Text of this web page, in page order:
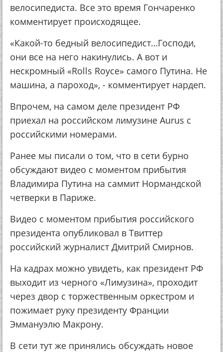
велосипедиста. Все это время Гончаренко
комментирует происходящее.
«Какой-то бедный велосипедист…Господи,
они все на него накинулись. А вот и
нескромный «Rolls Royce» самого Путина. Не
машина, а пароход», - комментирует нардеп.
Впрочем, на самом деле президент РФ
приехал на российском лимузине Aurus с
российскими номерами.
Ранее мы писали о том, что в сети бурно
обсуждают видео с моментом прибытия
Владимира Путина на саммит Нормандской
четверки в Париже.
Видео с моментом прибытия российского
президента опубликовал в Твиттер
российский журналист Дмитрий Смирнов.
На кадрах можно увидеть, как президент РФ
выходит из черного «Лимузина», проходит
через двор с торжественным оркестром и
пожимает руку президенту Франции
Эммануэлю Макрону.
В сети тут же принялись обсуждать новое